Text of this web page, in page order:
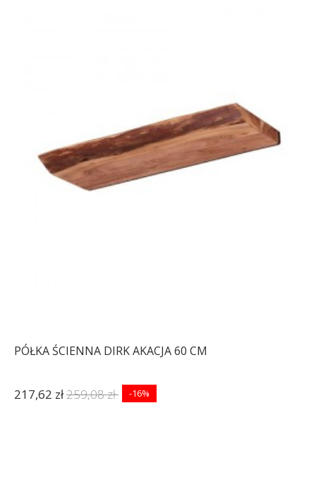
PÓŁKA ŚCIENNA DIRK AKACJA 60 CM
217,62 zł259,08 zł -16%